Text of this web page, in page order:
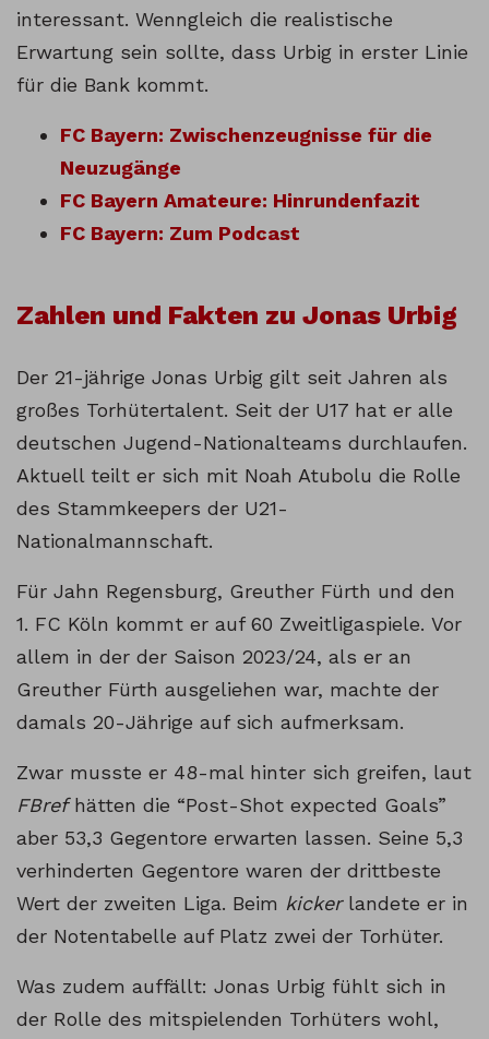
interessant. Wenngleich die realistische
Erwartung sein sollte, dass Urbig in erster Linie
für die Bank kommt.
FC Bayern: Zwischenzeugnisse für die
Neuzugänge
FC Bayern Amateure: Hinrundenfazit
FC Bayern: Zum Podcast
Zahlen und Fakten zu Jonas Urbig
Der 21-jährige Jonas Urbig gilt seit Jahren als
großes Torhütertalent. Seit der U17 hat er alle
deutschen Jugend-Nationalteams durchlaufen.
Aktuell teilt er sich mit Noah Atubolu die Rolle
des Stammkeepers der U21-
Nationalmannschaft.
Für Jahn Regensburg, Greuther Fürth und den
1. FC Köln kommt er auf 60 Zweitligaspiele. Vor
allem in der der Saison 2023/24, als er an
Greuther Fürth ausgeliehen war, machte der
damals 20-Jährige auf sich aufmerksam.
Zwar musste er 48-mal hinter sich greifen, laut
FBrefhätten die “Post-Shot expected Goals”
aber 53,3 Gegentore erwarten lassen. Seine 5,3
verhinderten Gegentore waren der drittbeste
Wert der zweiten Liga. Beim kicker landete er in
der Notentabelle auf Platz zwei der Torhüter.
Was zudem auffällt: Jonas Urbig fühlt sich in
der Rolle des mitspielenden Torhüters wohl,